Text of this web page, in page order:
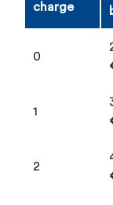
charge
0
1
2